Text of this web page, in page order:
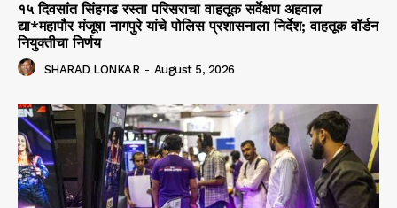
१५ दिवसांत सिंहगड रस्ता परिसराचा वाहतूक सर्वेक्षण अहवाल
द्या*महापौर मंजूषा नागपुरे यांचे पोलिस प्रशासनाला निर्देश; वाहतूक वॉर्डन
नियुक्तीचा निर्णय
SHARAD LONKAR - August 5, 2026